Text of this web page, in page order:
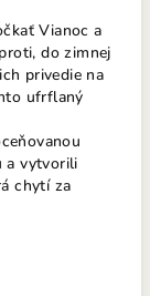
Vianoc a
do zimnej
privedie na
ufrflaný
a vytvorili
chytí za